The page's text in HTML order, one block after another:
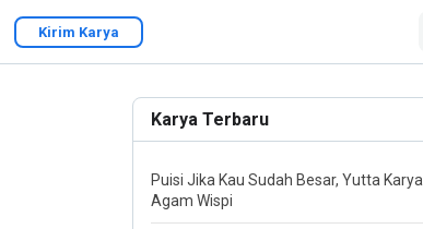
Kirim Karya
Karya Terbaru
Puisi Jika Kau Sudah Besar, Yutta Karya
Agam Wispi